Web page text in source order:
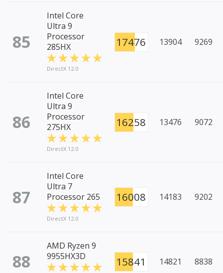
85
Intel Core
Ultra 9
Processor
285HX
DirectX 12.0
17476 13904 9269
86
Intel Core
Ultra 9
Processor
275HX
DirectX 12.0
16258 13476 9072
87
Intel Core
Ultra 7
Processor 265
DirectX 12.0
16008 14183 9202
88
AMD Ryzen 9
9955HX3D
15841 14821 8838